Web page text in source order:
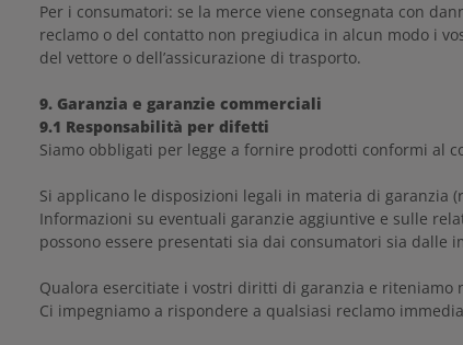
Per i consumatori: se la merce viene consegnata con
reclamo o del contatto non pregiudica in alcun modo i
del vettore o dell’assicurazione di trasporto.
9. Garanzia e garanzie commerciali
9.1 Responsabilità per difetti
Siamo obbligati per legge a fornire prodotti conformi al
Si applicano le disposizioni legali in materia di
Informazioni su eventuali garanzie aggiuntive e sulle
possono essere presentati sia dai consumatori sia
Qualora esercitiate i vostri diritti di garanzia e riteniamo
Ci impegniamo a rispondere a qualsiasi reclamo